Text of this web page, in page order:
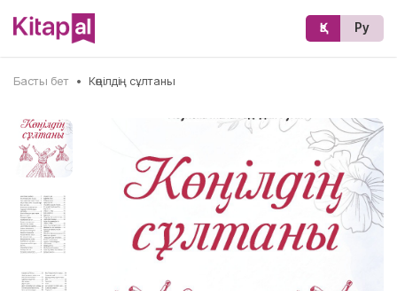
Қз Ру
Басты бет • Көңілдің сұлтаны